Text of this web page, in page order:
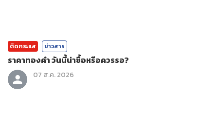
ติดกระแส ข่าวสาร
ราคาทองคํา วันนี้น่าซื้อหรือควรรอ?
07 ส.ค. 2026